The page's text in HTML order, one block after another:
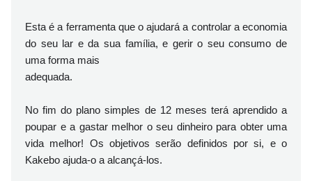
Esta é a ferramenta que o ajudará a controlar a economia
do seu lar e da sua família, e gerir o seu consumo de
uma forma mais
adequada.
No fim do plano simples de 12 meses terá aprendido a
poupar e a gastar melhor o seu dinheiro para obter uma
vida melhor! Os objetivos serão definidos por si, e o
Kakebo ajuda-o a alcançá-los.